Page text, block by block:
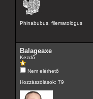
Phinabubus, filematológus
Balageaxe
Kezdő
Nem elérhető
Hozzászólások: 79